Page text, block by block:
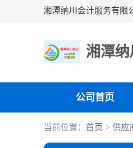
湘潭纳
公司首页
当前位置： 首页 > 供应